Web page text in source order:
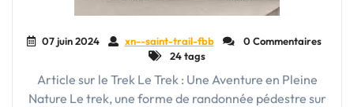
07 juin 2024 xn--saint-trail-fbb
0 Commentaires
24 tags
Article sur le Trek Le Trek : Une Aventure en Pleine
Nature Le trek, une forme de randonnée pédestre sur